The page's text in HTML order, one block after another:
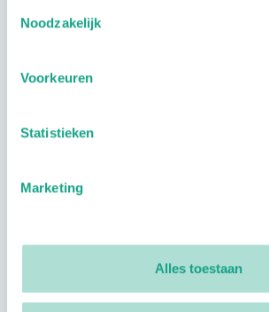
Noodzakelijk
Voorkeuren
Statistieken
Marketing
Alles toestaan
Openingstijden
Reviews
Footer